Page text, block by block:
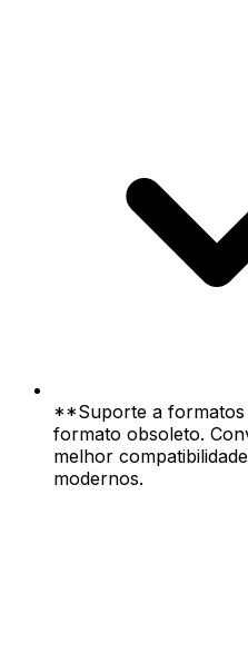
**Suporte a
formato obsoleto.
melhor
modernos.